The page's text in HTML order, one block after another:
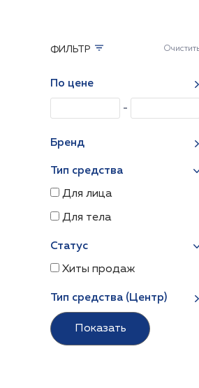
ФИЛЬТР
По цене
Бренд
Тип средства
Для лица
Для тела
Статус
Хиты продаж
Тип средства (Центр)